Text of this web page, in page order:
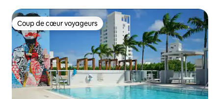
Coup de cœur voyageurs
Coup de cœur voyageurs